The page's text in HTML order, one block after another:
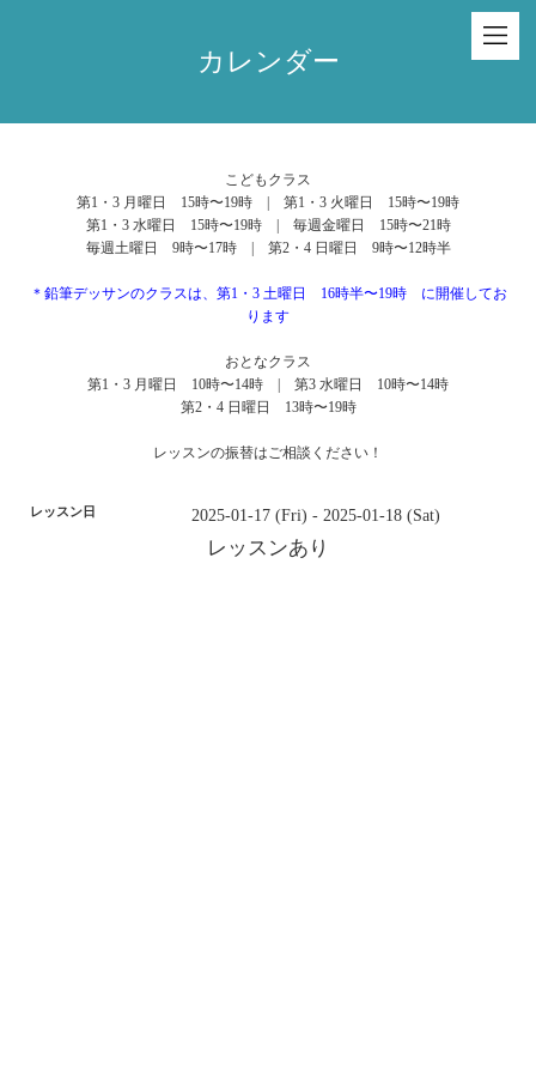
カレンダー
こどもクラス
第1・3 月曜日 15時〜19時 | 第1・3 火曜日 15時〜19時
第1・3 水曜日 15時〜19時 | 毎週金曜日 15時〜21時
毎週土曜日 9時〜17時 | 第2・4 日曜日 9時〜12時半
＊鉛筆デッサンのクラスは、第1・3 土曜日 16時半〜19時 に開催してお
ります
おとなクラス
第1・3 月曜日 10時〜14時 | 第3 水曜日 10時〜14時
第2・4 日曜日 13時〜19時
レッスンの振替はご相談ください！
レッスン日 2025-01-17 (Fri) - 2025-01-18 (Sat)
レッスンあり